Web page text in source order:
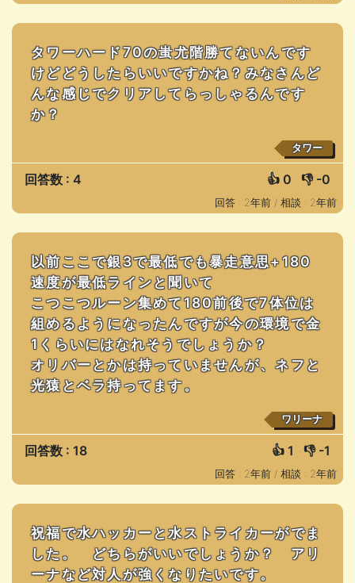
タワーハード70の蚩尤階勝てないんです
けどどうしたらいいですかね？みなさんど
んな感じでクリアしてらっしゃるんです
か？
タワー
回答数 : 4 👍 0 👎 -0
回答 : 2年前 / 相談 : 2年前
以前ここで銀3で最低でも暴走意思+180
速度が最低ラインと聞いて
こつこつルーン集めて180前後で7体位は
組めるようになったんですが今の環境で金
1くらいにはなれそうでしょうか？
オリバーとかは持っていませんが、ネフと
光猿とベラ持ってます。
ワリーナ
回答数 : 18 👍 1 👎 -1
回答 : 2年前 / 相談 : 2年前
祝福で水ハッカーと水ストライカーがでま
した。 どちらがいいでしょうか？ アリ
ーナなど対人が強くなりたいです。